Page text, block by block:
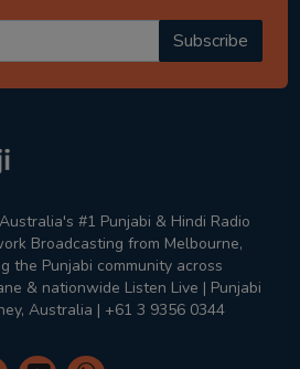
Subscribe
#1 Punjabi & Hindi Radio
Broadcasting from Melbourne,
the Punjabi community across
& nationwide Listen Live | Punjabi
Australia | +61 3 9356 0344